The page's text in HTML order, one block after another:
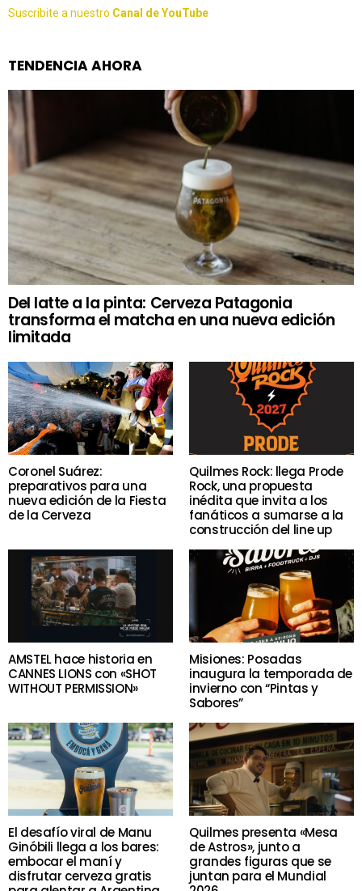
Suscribite a nuestro Canal de YouTube
TENDENCIA AHORA
Del latte a la pinta: Cerveza Patagonia
transforma el matcha en una nueva edición
limitada
Coronel Suárez:
preparativos para una
nueva edición de la Fiesta
de la Cerveza
Quilmes Rock: llega Prode
Rock, una propuesta
inédita que invita a los
fanáticos a sumarse a la
construcción del line up
AMSTEL hace historia en
CANNES LIONS con «SHOT
WITHOUT PERMISSION»
Misiones: Posadas
inaugura la temporada de
invierno con “Pintas y
Sabores”
El desafío viral de Manu
Ginóbili llega a los bares:
embocar el maní y
disfrutar cerveza gratis
Quilmes presenta «Mesa
de Astros», junto a
grandes figuras que se
juntan para el Mundial